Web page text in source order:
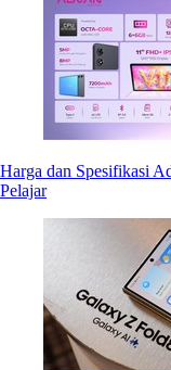
Harga dan Spesifikasi
Pelajar